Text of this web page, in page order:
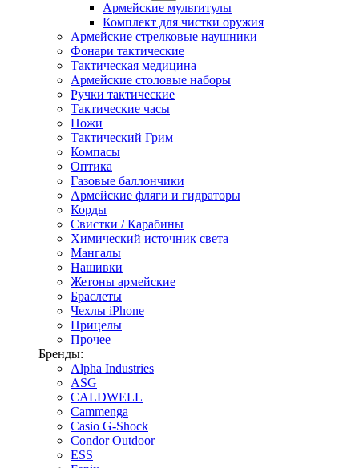
Армейские мультитулы
Комплект для чистки оружия
Армейские стрелковые наушники
Фонари тактические
Тактическая медицина
Армейские столовые наборы
Ручки тактические
Тактические часы
Ножи
Тактический Грим
Компасы
Оптика
Газовые баллончики
Армейские фляги и гидраторы
Корды
Свистки / Карабины
Химический источник света
Мангалы
Нашивки
Жетоны армейские
Браслеты
Чехлы iPhone
Прицелы
Прочее
Бренды:
Alpha Industries
ASG
CALDWELL
Cammenga
Casio G-Shock
Condor Outdoor
ESS